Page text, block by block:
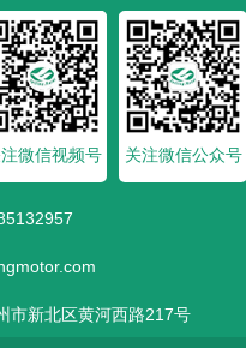
微信视频号 关注微信公众号
市新北区黄河西路217号